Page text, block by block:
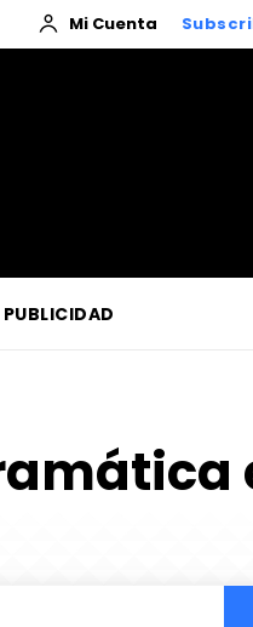
Mi Cuenta
PUBLICIDAD